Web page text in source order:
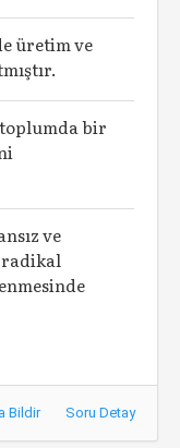
üretim ve
bir
ve
Bildir Soru Detay